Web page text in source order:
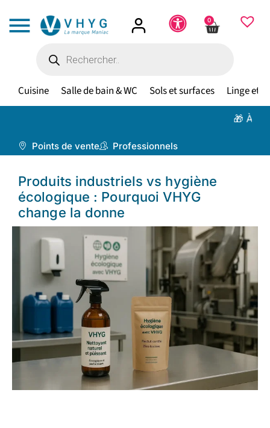
0
Cuisine Salle de bain & WC Sols et surfaces Linge et
🎁 À partir de
Points de vente Professionnels
Produits industriels vs hygiène
écologique : Pourquoi VHYG
change la donne